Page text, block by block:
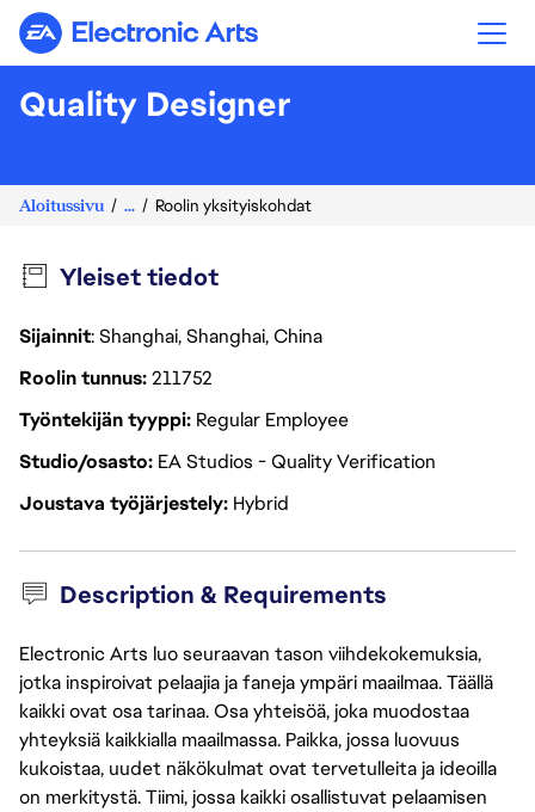
Electronic Arts
Quality Designer
Aloitussivu ... Roolin yksityiskohdat
Yleiset tiedot
Sijainnit: Shanghai, Shanghai, China
Roolin tunnus211752
Työntekijän tyyppi Regular Employee
Studio/osasto EA Studios - Quality Verification
Joustava työjärjestely Hybrid
Description & Requirements
Electronic Arts luo seuraavan tason viihdekokemuksia,
jotka inspiroivat pelaajia ja faneja ympäri maailmaa. Täällä
kaikki ovat osa tarinaa. Osa yhteisöä, joka muodostaa
yhteyksiä kaikkialla maailmassa. Paikka, jossa luovuus
kukoistaa, uudet näkökulmat ovat tervetulleita ja ideoilla
on merkitystä. Tiimi, jossa kaikki osallistuvat pelaamisen